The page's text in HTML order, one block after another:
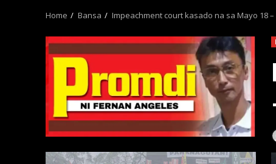
Home Bansa Impeachment court kasado na sa Mayo 18